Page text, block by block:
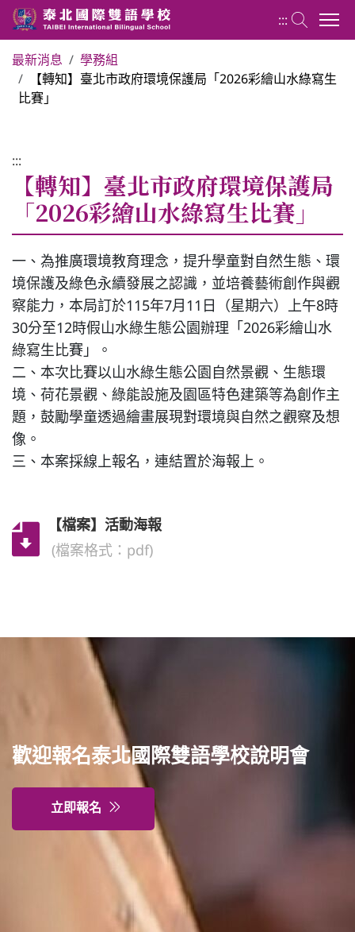
最新消息
學務組
【轉知】臺北市政府環境保護局「2026彩繪山水綠寫生
比賽」
:::
【轉知】臺北市政府環境保護局
「2026彩繪山水綠寫生比賽」
一、為推廣環境教育理念，提升學童對自然生態、環
境保護及綠色永續發展之認識，並培養藝術創作與觀
察能力，本局訂於115年7月11日（星期六）上午8時
30分至12時假山水綠生態公園辦理「2026彩繪山水
綠寫生比賽」。
二、本次比賽以山水綠生態公園自然景觀、生態環
境、荷花景觀、綠能設施及園區特色建築等為創作主
題，鼓勵學童透過繪畫展現對環境與自然之觀察及想
像。
三、本案採線上報名，連結置於海報上。
【檔案】活動海報
(檔案格式：pdf)
歡迎報名泰北國際雙語學校說明會
立即報名
:::
國小部 Elementary School
行政團隊
榮譽榜
教務組
學務組
特色課程
表單下載
回官網首頁